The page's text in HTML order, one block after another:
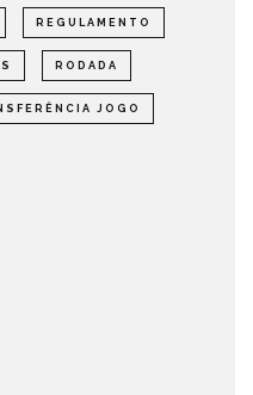
REGULAMENTO
RODADA
JOGO